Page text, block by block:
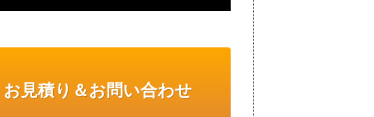
お見積り＆お問い合わせ